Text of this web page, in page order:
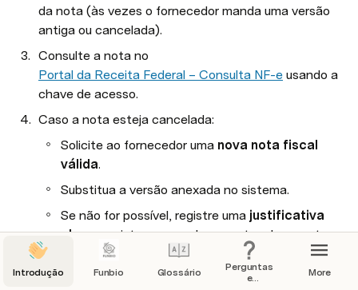
da nota (às vezes o fornecedor manda uma versão
antiga ou cancelada).
Consulte a nota no
Portal da Receita Federal – Consulta NF-e usando a
chave de acesso.
Caso a nota esteja cancelada:
Solicite ao fornecedor uma nova nota fiscal
válida.
Substitua a versão anexada no sistema.
Se não for possível, registre uma justificativa
clara no sistema com documentos de suporte.
💡 Dicas Úteis
Introdução Funbio Glossário
Perguntas
e
More